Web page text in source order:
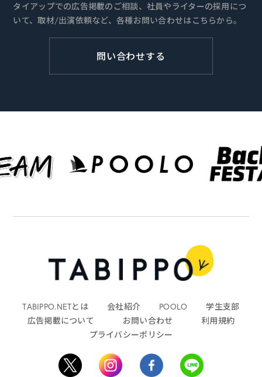
タイアップでの広告掲載のご相談、社員やライターの採用につ
いて、取材/出演依頼など、各種お問い合わせはこちらから。
問い合わせする
TABIPPO.NETとは 会社紹介 POOLO
学生支部
広告掲載について
お問い合わせ
利用規約
プライバシーポリシー